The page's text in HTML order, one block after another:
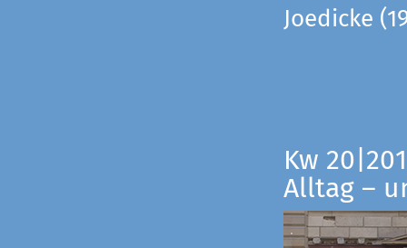
Joedicke
Kw
Alltag –